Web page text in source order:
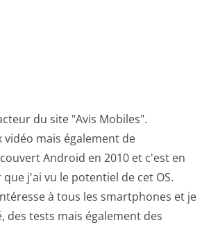
du site "Avis Mobiles".
vidéo mais également de
Android en 2010 et c'est en
j'ai vu le potentiel de cet OS.
à tous les smartphones et je
des tests mais également des